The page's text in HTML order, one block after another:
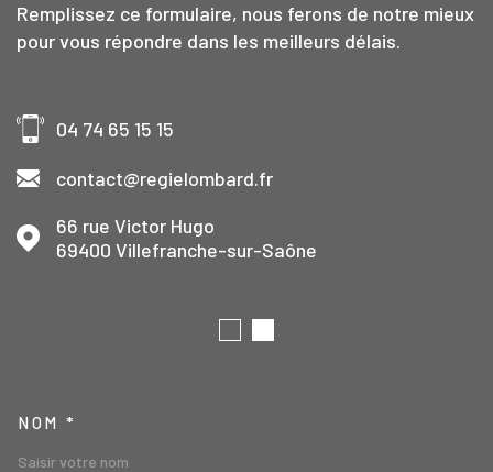
Remplissez ce formulaire, nous ferons de notre mieux
pour vous répondre dans les meilleurs délais.
04 74 65 15 15
contact@regielombard.fr
66 rue Victor Hugo
69400
Villefranche-sur-Saône
NOM *